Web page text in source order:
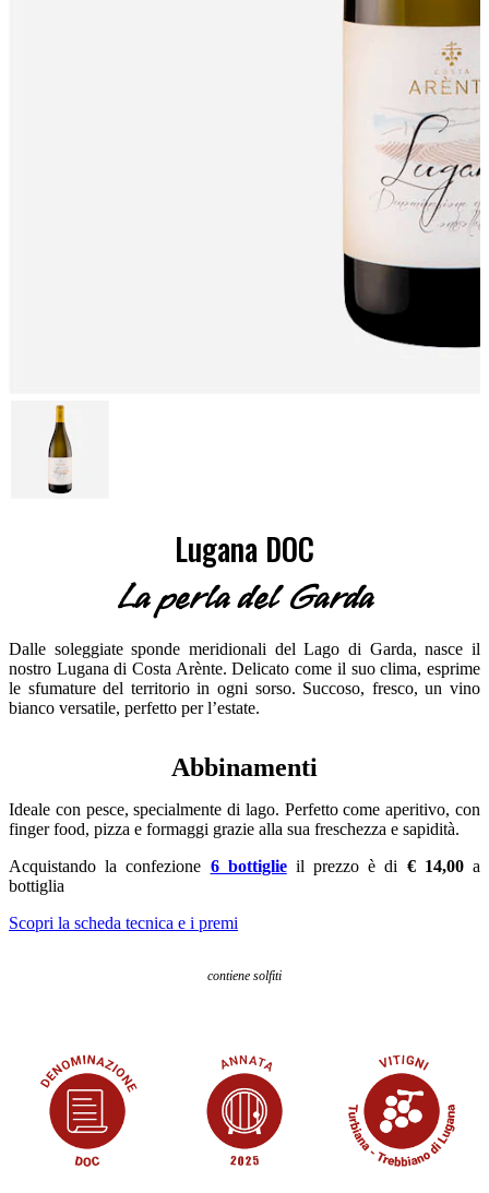
Lugana DOC
La perla del Garda
Dalle soleggiate sponde meridionali del Lago di Garda, nasce il
nostro Lugana di Costa Arènte. Delicato come il suo clima, esprime
le sfumature del territorio in ogni sorso. Succoso, fresco, un vino
bianco versatile, perfetto per l’estate.
Abbinamenti
Ideale con pesce, specialmente di lago. Perfetto come aperitivo, con
finger food, pizza e formaggi grazie alla sua freschezza e sapidità.
Acquistando la confezione 6 bottiglieil prezzo è di € 14,00a
bottiglia
Scopri la scheda tecnica e i premi
contiene solfiti